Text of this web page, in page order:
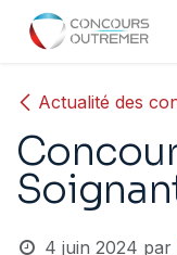
Se rendre au contenu
Actualité des
4 juin 2024 par